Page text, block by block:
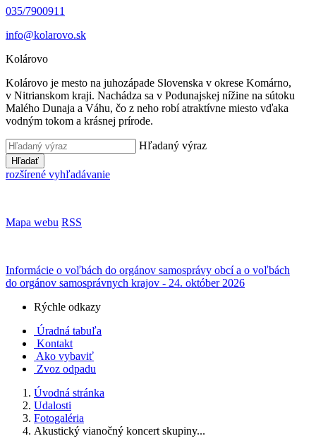
035/7900911
info@kolarovo.sk
Kolárovo
Kolárovo je mesto na juhozápade Slovenska v okrese Komárno,
v Nitrianskom kraji. Nachádza sa v Podunajskej nížine na sútoku
Malého Dunaja a Váhu, čo z neho robí atraktívne miesto vďaka
vodným tokom a krásnej prírode.
Hľadaný výraz
Hľadať
rozšírené vyhľadávanie
Mapa webu RSS
Informácie o voľbách do orgánov samosprávy obcí a o voľbách
do orgánov samosprávnych krajov - 24. október 2026
Rýchle odkazy
Úradná tabuľa
Kontakt
Ako vybaviť
Zvoz odpadu
Úvodná stránka
Udalosti
Fotogaléria
Akustický vianočný koncert skupiny...